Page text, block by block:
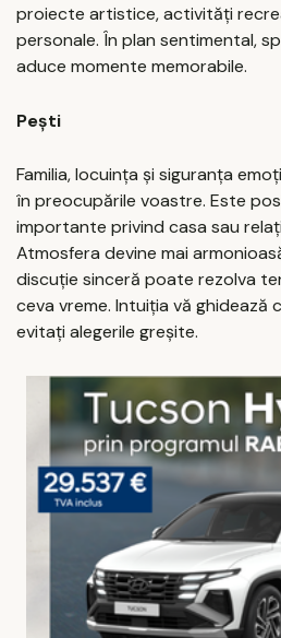
proiecte artistice, activități
personale. În plan sentimental,
aduce momente memorabile.
Pești
Familia, locuința și siguranța
în preocupările voastre. Este
importante privind casa sau
Atmosfera devine mai
discuție sinceră poate rezolva
ceva vreme. Intuiția vă ghidează
evitați alegerile greșite.